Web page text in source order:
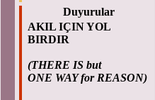
Duyurular
AKIL IÇIN YOL
BIRDIR
(THERE IS but
ONE WAY for REASON)